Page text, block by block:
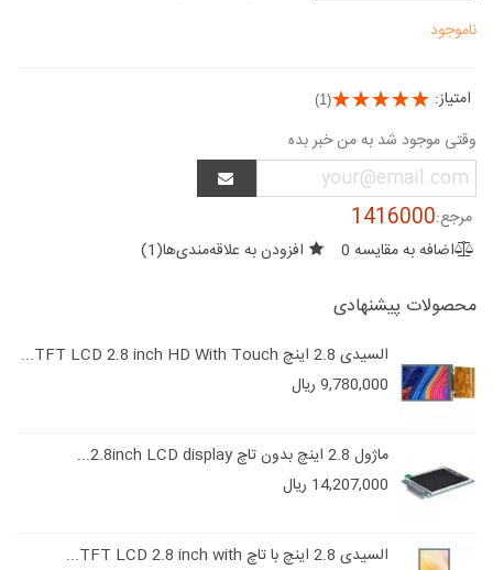
ناموجود
امتیاز: (1)
وقتی موجود شد به من خبر بده
مرجع:1416000
اضافه به مقایسه 0 افزودن به علاقه‌مندی‌ها(
1
)
محصولات پیشنهادی
السیدی 2.8 اینچ TFT LCD 2.8 inch HD With Touch...
9,780,000 ریال
ماژول 2.8 اینچ بدون تاچ 2.8inch LCD display...
14,207,000 ریال
السیدی 2.8 اینچ با تاچ TFT LCD 2.8 inch with...